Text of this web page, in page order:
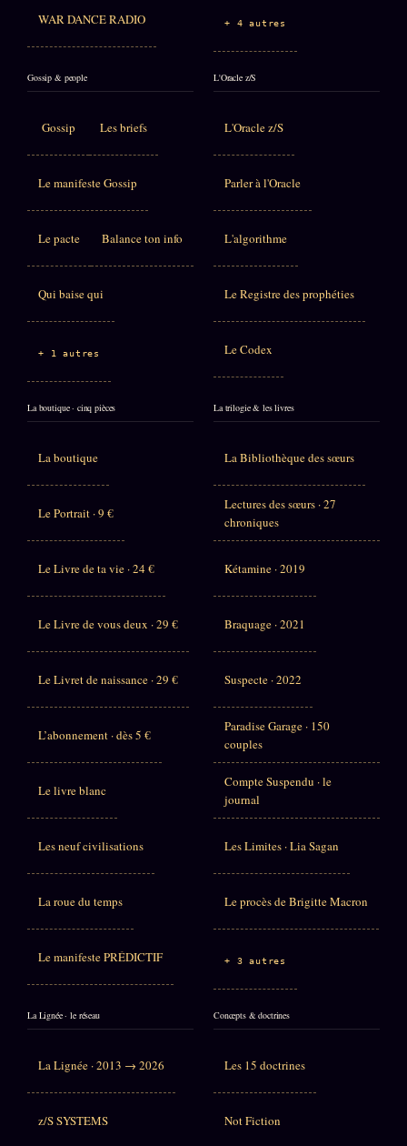
WAR DANCE RADIO + 4 autres
Gossip & people
Gossip Les briefs
Le manifeste Gossip
Le pacte Balance ton info
Qui baise qui
+ 1 autres
L'Oracle z/S
L'Oracle z/S
Parler à l'Oracle
L'algorithme
Le Registre des prophéties
Le Codex
La boutique · cinq pièces
La boutique
Le Portrait · 9 €
Le Livre de ta vie · 24 €
Le Livre de vous deux · 29 €
Le Livret de naissance · 29 €
L’abonnement · dès 5 €
Le livre blanc
Les neuf civilisations
La roue du temps
Le manifeste PRÉDICTIF
La trilogie & les livres
La Bibliothèque des sœurs
Lectures des sœurs · 27
chroniques
Kétamine · 2019
Braquage · 2021
Suspecte · 2022
Paradise Garage · 150
couples
Compte Suspendu · le
journal
Les Limites · Lia Sagan
Le procès de Brigitte Macron
+ 3 autres
La Lignée · le réseau
La Lignée · 2013 → 2026
z/S SYSTEMS
Concepts & doctrines
Les 15 doctrines
Not Fiction